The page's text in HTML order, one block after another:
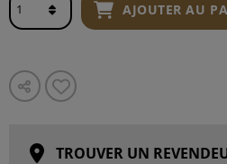
AJOUTER AU
TROUVER UN